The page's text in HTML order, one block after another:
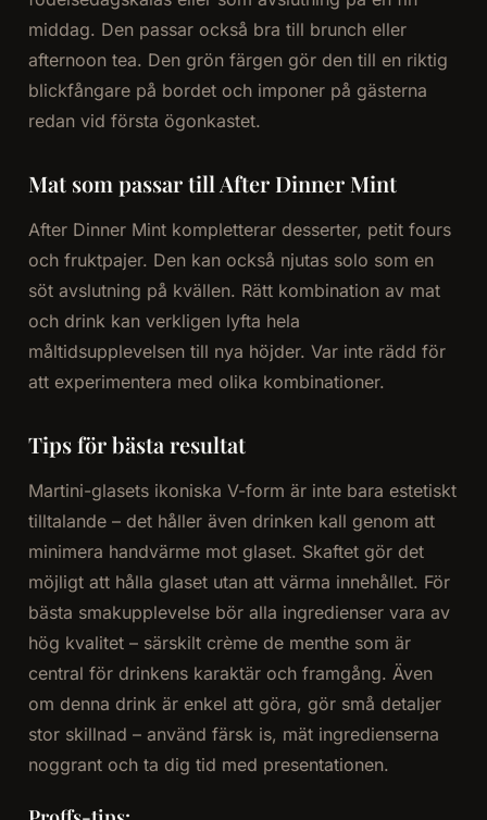
middag. Den passar också bra till brunch eller
afternoon tea. Den grön färgen gör den till en riktig
blickfångare på bordet och imponer på gästerna
redan vid första ögonkastet.
Mat som passar till After Dinner Mint
After Dinner Mint kompletterar desserter, petit fours
och fruktpajer. Den kan också njutas solo som en
söt avslutning på kvällen. Rätt kombination av mat
och drink kan verkligen lyfta hela
måltidsupplevelsen till nya höjder. Var inte rädd för
att experimentera med olika kombinationer.
Tips för bästa resultat
Martini-glasets ikoniska V-form är inte bara estetiskt
tilltalande – det håller även drinken kall genom att
minimera handvärme mot glaset. Skaftet gör det
möjligt att hålla glaset utan att värma innehållet. För
bästa smakupplevelse bör alla ingredienser vara av
hög kvalitet – särskilt crème de menthe som är
central för drinkens karaktär och framgång. Även
om denna drink är enkel att göra, gör små detaljer
stor skillnad – använd färsk is, mät ingredienserna
noggrant och ta dig tid med presentationen.